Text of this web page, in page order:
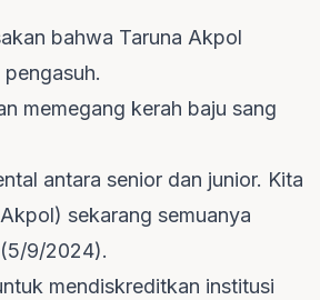
bahwa Taruna Akpol
memegang kerah baju sang
antara senior dan junior. Kita
sekarang semuanya
9/2024).
mendiskreditkan institusi